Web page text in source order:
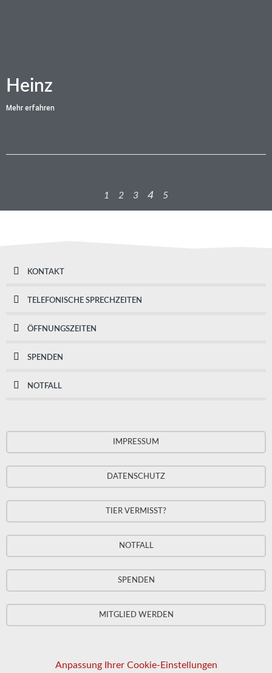
Heinz
Mehr erfahren
1 2 3 4 5
KONTAKT
TELEFONISCHE SPRECHZEITEN
ÖFFNUNGSZEITEN
SPENDEN
NOTFALL
IMPRESSUM
DATENSCHUTZ
TIER VERMISST?
NOTFALL
SPENDEN
MITGLIED WERDEN
Anpassung Ihrer Cookie-Einstellungen